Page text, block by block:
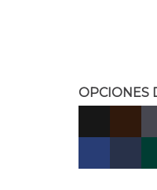
OPCIONES